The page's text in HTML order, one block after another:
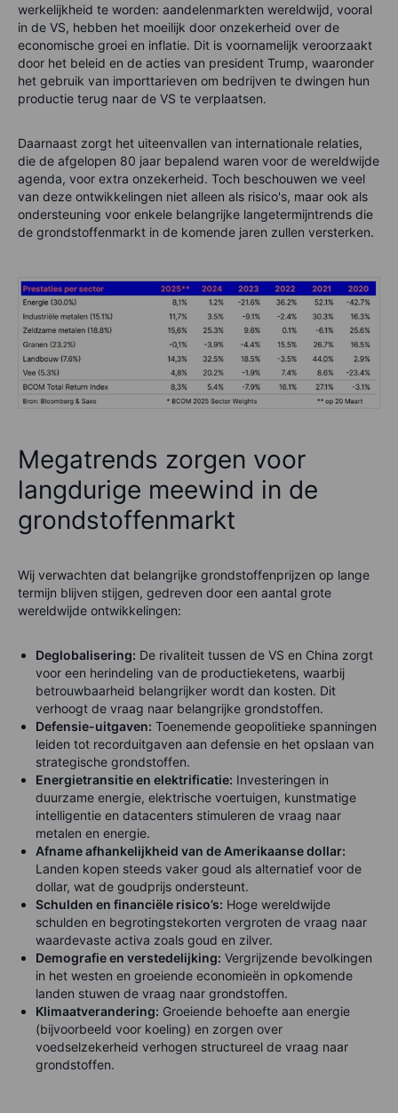
werkelijkheid te worden: aandelenmarkten wereldwijd, vooral
in de VS, hebben het moeilijk door onzekerheid over de
economische groei en inflatie. Dit is voornamelijk veroorzaakt
door het beleid en de acties van president Trump, waaronder
het gebruik van importtarieven om bedrijven te dwingen hun
productie terug naar de VS te verplaatsen.
Daarnaast zorgt het uiteenvallen van internationale relaties,
die de afgelopen 80 jaar bepalend waren voor de wereldwijde
agenda, voor extra onzekerheid. Toch beschouwen we veel
van deze ontwikkelingen niet alleen als risico's, maar ook als
ondersteuning voor enkele belangrijke langetermijntrends die
de grondstoffenmarkt in de komende jaren zullen versterken.
Megatrends zorgen voor
langdurige meewind in de
grondstoffenmarkt
Wij verwachten dat belangrijke grondstoffenprijzen op lange
termijn blijven stijgen, gedreven door een aantal grote
wereldwijde ontwikkelingen:
Deglobalisering: De rivaliteit tussen de VS en China zorgt
voor een herindeling van de productieketens, waarbij
betrouwbaarheid belangrijker wordt dan kosten. Dit
verhoogt de vraag naar belangrijke grondstoffen.
Defensie-uitgaven: Toenemende geopolitieke spanningen
leiden tot recorduitgaven aan defensie en het opslaan van
strategische grondstoffen.
Energietransitie en elektrificatie: Investeringen in
duurzame energie, elektrische voertuigen, kunstmatige
intelligentie en datacenters stimuleren de vraag naar
metalen en energie.
Afname afhankelijkheid van de Amerikaanse dollar:
Landen kopen steeds vaker goud als alternatief voor de
dollar, wat de goudprijs ondersteunt.
Schulden en financiële risico’s: Hoge wereldwijde
schulden en begrotingstekorten vergroten de vraag naar
waardevaste activa zoals goud en zilver.
Demografie en verstedelijking: Vergrijzende bevolkingen
in het westen en groeiende economieën in opkomende
landen stuwen de vraag naar grondstoffen.
Klimaatverandering: Groeiende behoefte aan energie
(bijvoorbeeld voor koeling) en zorgen over
voedselzekerheid verhogen structureel de vraag naar
grondstoffen.